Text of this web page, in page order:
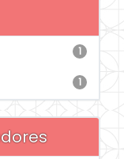
1
1